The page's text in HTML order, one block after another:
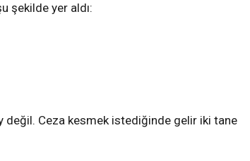
şekilde yer aldı:
değil. Ceza kesmek istediğinde gelir iki tane